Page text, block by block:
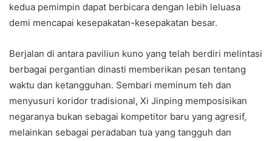
kedua pemimpin dapat berbicara dengan lebih leluasa
demi mencapai kesepakatan-kesepakatan besar.
Berjalan di antara paviliun kuno yang telah berdiri melintasi
berbagai pergantian dinasti memberikan pesan tentang
waktu dan ketangguhan. Sembari meminum teh dan
menyusuri koridor tradisional, Xi Jinping memposisikan
negaranya bukan sebagai kompetitor baru yang agresif,
melainkan sebagai peradaban tua yang tangguh dan